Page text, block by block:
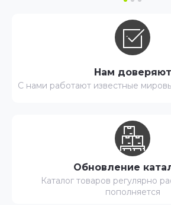
Нам доверяют
С нами работают известные
Обновление
Каталог товаров регулярно
пополняется